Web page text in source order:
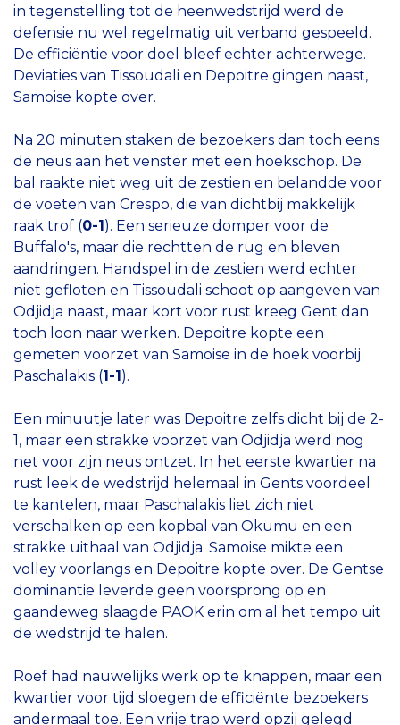
in tegenstelling tot de heenwedstrijd werd de
defensie nu wel regelmatig uit verband gespeeld.
De efficiëntie voor doel bleef echter achterwege.
Deviaties van Tissoudali en Depoitre gingen naast,
Samoise kopte over.
Na 20 minuten staken de bezoekers dan toch eens
de neus aan het venster met een hoekschop. De
bal raakte niet weg uit de zestien en belandde voor
de voeten van Crespo, die van dichtbij makkelijk
raak trof (0-1). Een serieuze domper voor de
Buffalo's, maar die rechtten de rug en bleven
aandringen. Handspel in de zestien werd echter
niet gefloten en Tissoudali schoot op aangeven van
Odjidja naast, maar kort voor rust kreeg Gent dan
toch loon naar werken. Depoitre kopte een
gemeten voorzet van Samoise in de hoek voorbij
Paschalakis (1-1).
Een minuutje later was Depoitre zelfs dicht bij de 2-
1, maar een strakke voorzet van Odjidja werd nog
net voor zijn neus ontzet. In het eerste kwartier na
rust leek de wedstrijd helemaal in Gents voordeel
te kantelen, maar Paschalakis liet zich niet
verschalken op een kopbal van Okumu en een
strakke uithaal van Odjidja. Samoise mikte een
volley voorlangs en Depoitre kopte over. De Gentse
dominantie leverde geen voorsprong op en
gaandeweg slaagde PAOK erin om al het tempo uit
de wedstrijd te halen.
Roef had nauwelijks werk op te knappen, maar een
kwartier voor tijd sloegen de efficiënte bezoekers
andermaal toe. Een vrije trap werd opzij gelegd